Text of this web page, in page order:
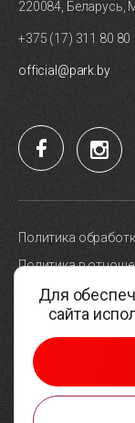
220084, Беларусь,
+375 (17) 311 80 80
official@park.by
© 2005-2026, Парк
Разработка
Политика
Политика в
Карта сайта
Выбор настроек
Для
сайта